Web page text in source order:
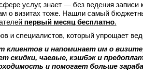
услуг, знает — без ведения
о визитах тоже. Нашли самый
первый месяц бесплатно.
и специалистов, который упрощает
клиентов и напоминает им о
скидки, чаевые, кэшбэк и
и помогает больше